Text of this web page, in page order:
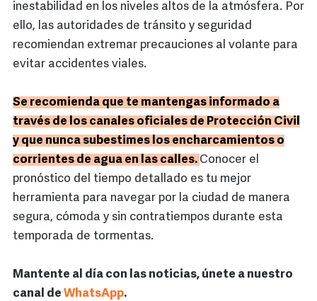
inestabilidad en los niveles altos de la atmósfera. Por
ello, las autoridades de tránsito y seguridad
recomiendan extremar precauciones al volante para
evitar accidentes viales.
Se recomienda que te mantengas informado a
través de los canales oficiales de Protección Civil
y que nunca subestimes los encharcamientos o
corrientes de agua en las calles. Conocer el
pronóstico del tiempo detallado es tu mejor
herramienta para navegar por la ciudad de manera
segura, cómoda y sin contratiempos durante esta
temporada de tormentas.
Mantente al día con las noticias, únete a nuestro
canal de WhatsApp.